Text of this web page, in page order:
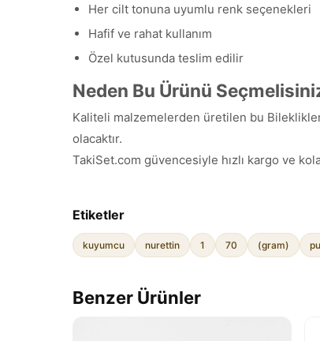
Her cilt tonuna uyumlu renk seçenekleri
Hafif ve rahat kullanım
Özel kutusunda teslim edilir
Neden Bu Ürünü
Kaliteli malzemelerden üretilen bu
olacaktır.
TakiSet.com güvencesiyle hızlı kargo ve
Etiketler
kuyumcu nurettin 1 70 (gram)
Benzer Ürünler